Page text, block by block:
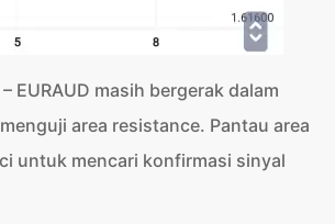
– EURAUD masih bergerak dalam
area resistance. Pantau area
untuk mencari konfirmasi sinyal